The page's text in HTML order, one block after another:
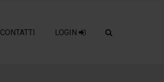
CONTATTI LOGIN